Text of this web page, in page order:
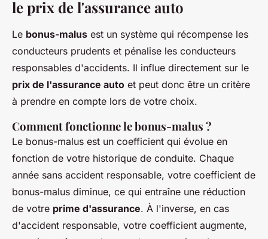
le prix de l'assurance auto
Le bonus-malus est un système qui récompense les
conducteurs prudents et pénalise les conducteurs
responsables d'accidents. Il influe directement sur le
prix de l'assurance auto et peut donc être un critère
à prendre en compte lors de votre choix.
Comment fonctionne le bonus-malus ?
Le bonus-malus est un coefficient qui évolue en
fonction de votre historique de conduite. Chaque
année sans accident responsable, votre coefficient de
bonus-malus diminue, ce qui entraîne une réduction
de votre prime d'assurance. À l'inverse, en cas
d'accident responsable, votre coefficient augmente,